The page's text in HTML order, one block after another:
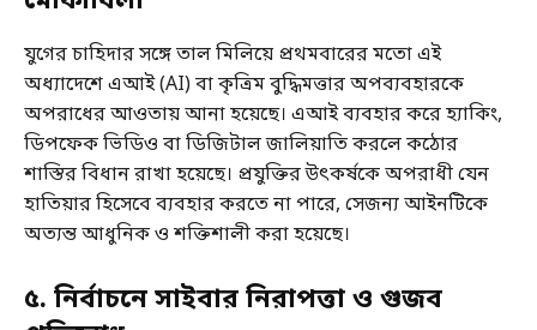
যুগের চাহিদার সঙ্গে তাল মিলিয়ে প্রথমবারের মতো এই
অধ্যাদেশে এআই (AI) বা কৃত্রিম বুদ্ধিমত্তার অপব্যবহারকে
অপরাধের আওতায় আনা হয়েছে। এআই ব্যবহার করে হ্যাকিং,
ডিপফেক ভিডিও বা ডিজিটাল জালিয়াতি করলে কঠোর
শাস্তির বিধান রাখা হয়েছে। প্রযুক্তির উৎকর্ষকে অপরাধী যেন
হাতিয়ার হিসেবে ব্যবহার করতে না পারে, সেজন্য আইনটিকে
অত্যন্ত আধুনিক ও শক্তিশালী করা হয়েছে।
৫. নির্বাচনে সাইবার নিরাপত্তা ও গুজব